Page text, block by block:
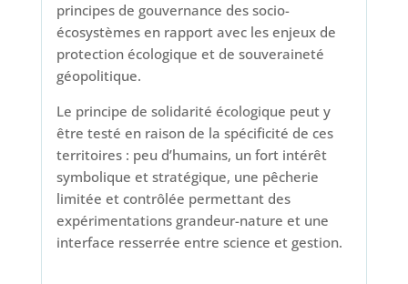
principes de gouvernance des socio-
écosystèmes en rapport avec les enjeux de
protection écologique et de souveraineté
géopolitique.
Le principe de solidarité écologique peut y
être testé en raison de la spécificité de ces
territoires : peu d’humains, un fort intérêt
symbolique et stratégique, une pêcherie
limitée et contrôlée permettant des
expérimentations grandeur-nature et une
interface resserrée entre science et gestion.